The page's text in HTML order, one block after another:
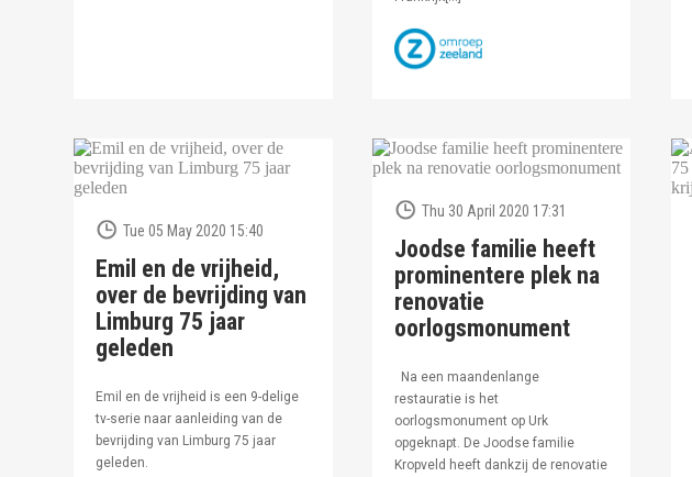
Tue 05 May 2020 15:40
Emil en de vrijheid,
over de bevrijding van
Limburg 75 jaar
geleden
Emil en de vrijheid is een 9-delige
tv-serie naar aanleiding van de
bevrijding van Limburg 75 jaar
geleden.
Thu 30 April 2020 17:31
Joodse familie heeft
prominentere plek na
renovatie
oorlogsmonument
Na een maandenlange
restauratie is het
oorlogsmonument op Urk
opgeknapt. De Joodse familie
Kropveld heeft dankzij de renovatie